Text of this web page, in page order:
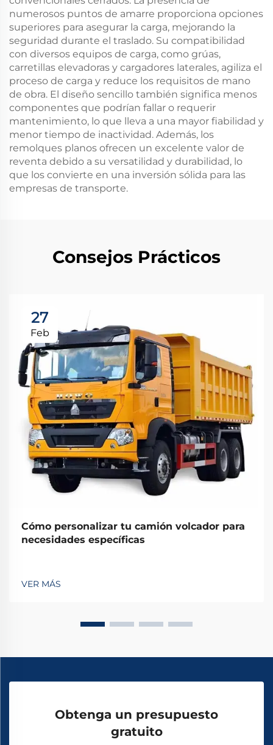
numerosos puntos de amarre proporciona opciones
superiores para asegurar la carga, mejorando la
seguridad durante el traslado. Su compatibilidad
con diversos equipos de carga, como grúas,
carretillas elevadoras y cargadores laterales, agiliza el
proceso de carga y reduce los requisitos de mano
de obra. El diseño sencillo también significa menos
componentes que podrían fallar o requerir
mantenimiento, lo que lleva a una mayor fiabilidad y
menor tiempo de inactividad. Además, los
remolques planos ofrecen un excelente valor de
reventa debido a su versatilidad y durabilidad, lo
que los convierte en una inversión sólida para las
empresas de transporte.
Consejos Prácticos
27
Feb
Cómo personalizar tu camión volcador para
necesidades específicas
VER MÁS
Obtenga un presupuesto
gratuito